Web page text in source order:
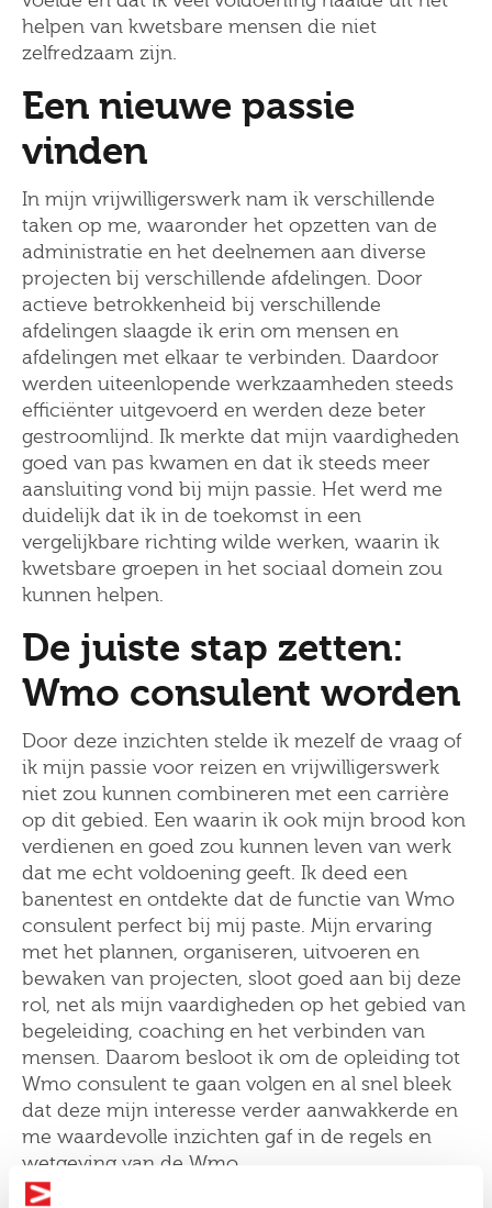
helpen van kwetsbare mensen die niet
zelfredzaam zijn.
Een nieuwe passie
vinden
In mijn vrijwilligerswerk nam ik verschillende
taken op me, waaronder het opzetten van de
administratie en het deelnemen aan diverse
projecten bij verschillende afdelingen. Door
actieve betrokkenheid bij verschillende
afdelingen slaagde ik erin om mensen en
afdelingen met elkaar te verbinden. Daardoor
werden uiteenlopende werkzaamheden steeds
efficiënter uitgevoerd en werden deze beter
gestroomlijnd. Ik merkte dat mijn vaardigheden
goed van pas kwamen en dat ik steeds meer
aansluiting vond bij mijn passie. Het werd me
duidelijk dat ik in de toekomst in een
vergelijkbare richting wilde werken, waarin ik
kwetsbare groepen in het sociaal domein zou
kunnen helpen.
De juiste stap zetten:
Wmo consulent worden
Door deze inzichten stelde ik mezelf de vraag of
ik mijn passie voor reizen en vrijwilligerswerk
niet zou kunnen combineren met een carrière
op dit gebied. Een waarin ik ook mijn brood kon
verdienen en goed zou kunnen leven van werk
dat me echt voldoening geeft. Ik deed een
banentest en ontdekte dat de functie van Wmo
consulent perfect bij mij paste. Mijn ervaring
met het plannen, organiseren, uitvoeren en
bewaken van projecten, sloot goed aan bij deze
rol, net als mijn vaardigheden op het gebied van
begeleiding, coaching en het verbinden van
mensen. Daarom besloot ik om de opleiding tot
Wmo consulent te gaan volgen en al snel bleek
dat deze mijn interesse verder aanwakkerde en
me waardevolle inzichten gaf in de regels en
wetgeving van de Wmo.